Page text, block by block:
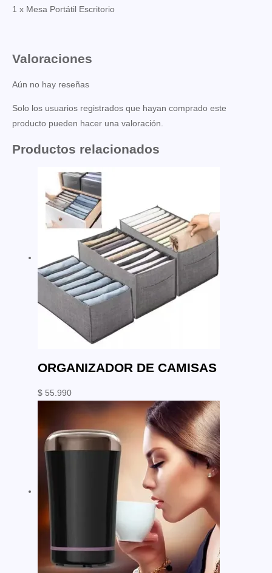
1 x Mesa Portátil Escritorio
Valoraciones
Aún no hay reseñas
Solo los usuarios registrados que hayan comprado este
producto pueden hacer una valoración.
Productos relacionados
ORGANIZADOR DE CAMISAS
$ 55.990